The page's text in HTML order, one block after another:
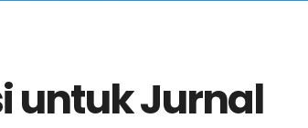
untuk Jurnal